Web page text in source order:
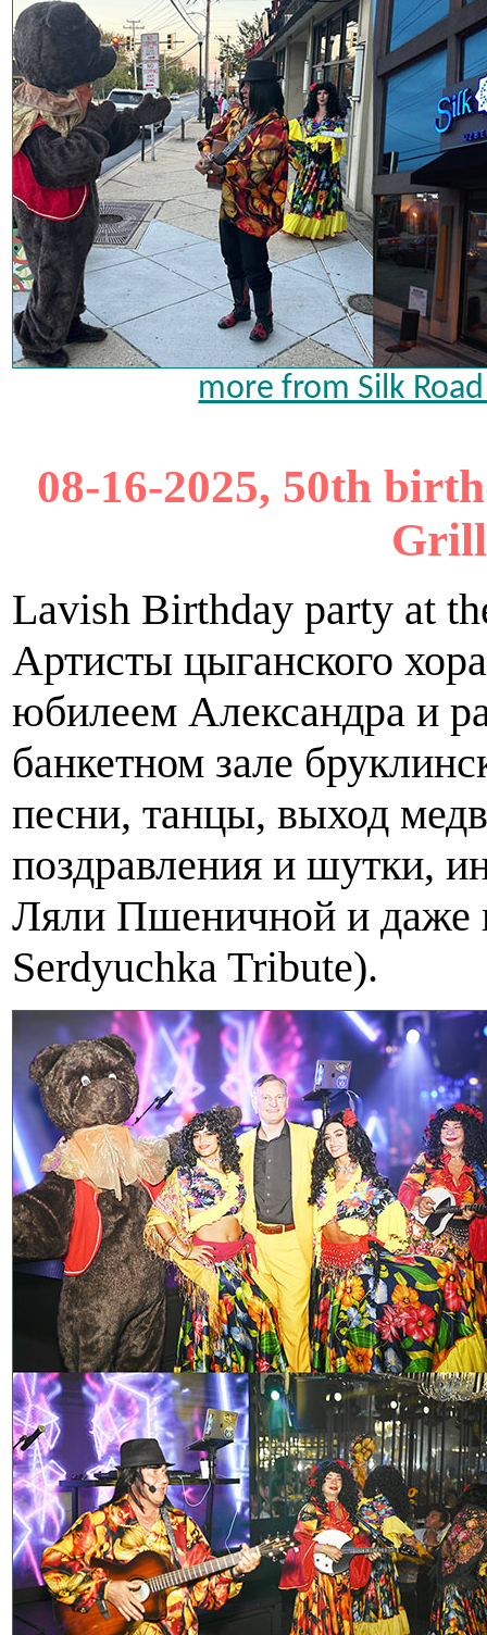
more from Silk
08-16-2025, 50th
Lavish Birthday party at
Артисты цыганского
юбилеем Александра и
банкетном зале
песни, танцы, выход
поздравления и шутки,
Ляли Пшеничной и даже
Serdyuchka Tribute).